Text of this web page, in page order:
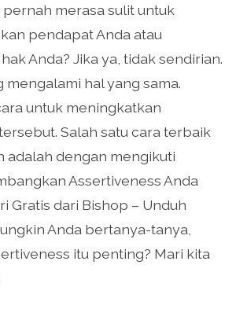
pernah merasa sulit untuk
pendapat Anda atau
Anda? Jika ya, tidak sendirian.
mengalami hal yang sama.
untuk meningkatkan
Salah satu cara terbaik
adalah dengan mengikuti
Assertiveness Anda
Gratis dari Bishop – Unduh
Anda bertanya-tanya,
itu penting? Mari kita